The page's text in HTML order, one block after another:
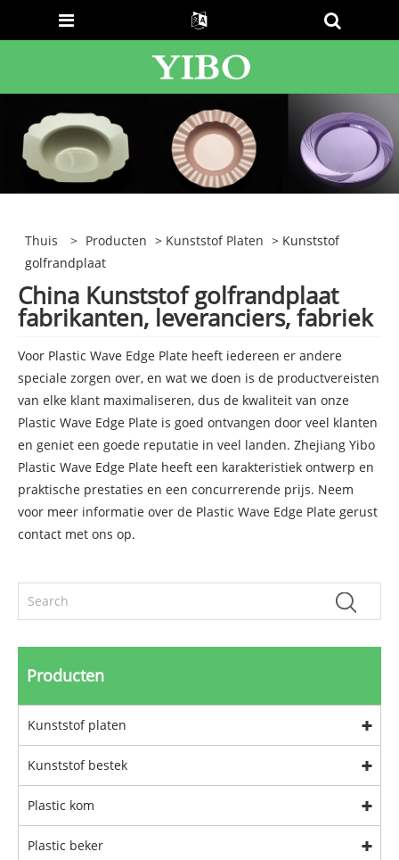
Thuis > Producten > Kunststof Platen > Kunststof
golfrandplaat
China Kunststof golfrandplaat
fabrikanten, leveranciers, fabriek
Voor Plastic Wave Edge Plate heeft iedereen er andere
speciale zorgen over, en wat we doen is de productvereisten
van elke klant maximaliseren, dus de kwaliteit van onze
Plastic Wave Edge Plate is goed ontvangen door veel klanten
en geniet een goede reputatie in veel landen. Zhejiang Yibo
Plastic Wave Edge Plate heeft een karakteristiek ontwerp en
praktische prestaties en een concurrerende prijs. Neem
voor meer informatie over de Plastic Wave Edge Plate gerust
contact met ons op.
Producten
Kunststof platen
Kunststof bestek
Plastic kom
Plastic beker